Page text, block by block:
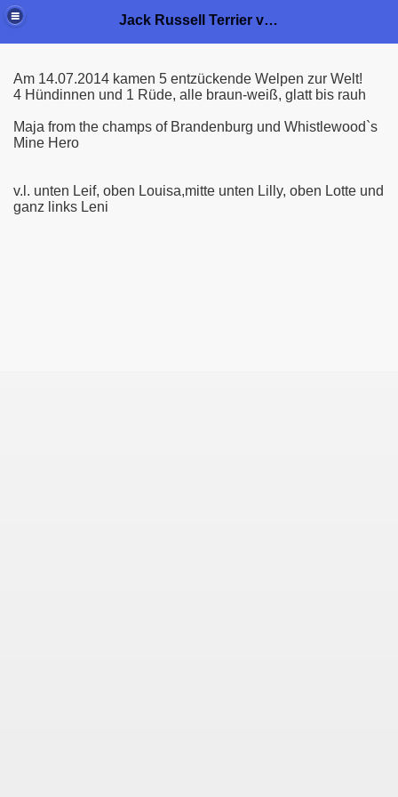
Jack Russell Terrier von der Bramau
Am 14.07.2014 kamen 5 entzückende Welpen zur Welt!
4 Hündinnen und 1 Rüde, alle braun-weiß, glatt bis rauh
Maja from the champs of Brandenburg und Whistlewood`s
Mine Hero
v.l. unten Leif, oben Louisa,mitte unten Lilly, oben Lotte und
ganz links Leni